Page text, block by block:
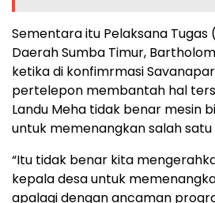
Sementara itu Pelaksana Tugas
Daerah Sumba Timur,
ketika di konfimrmasi
pertelepon membantah hal
Landu Meha tidak benar mesin
untuk memenangkan salah
“Itu tidak benar kita
kepala desa untuk
apalagi dengan ancaman